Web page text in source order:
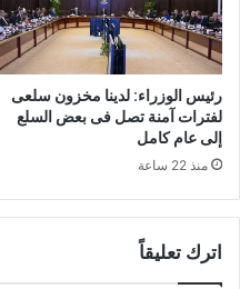
رئيس الوزراء: لدينا مخزون سلعى
لفترات آمنة تصل فى بعض السلع
إلى عام كامل
منذ 22 ساعة
اترك تعليقاً